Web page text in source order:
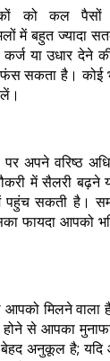
को कल
में बहुत ज्यादा
या उधार देने
सकता है। कोई
अपने वरिष्ठ
में सैलरी बढ़ने
पहुंच सकती है।
फायदा आपको
मिलने वाला
से आपका
बेहद अनुकूल है; यदि